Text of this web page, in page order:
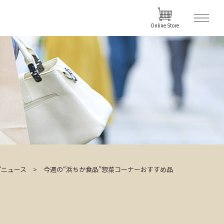
Online Store
ュース 今週の“浜ちか食品”惣菜コーナーおすすめ品